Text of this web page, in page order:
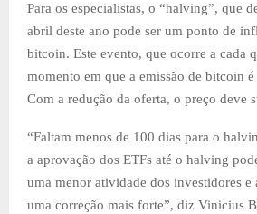
Para os especialistas, o “halving”, que
abril deste ano pode ser um ponto de
bitcoin. Este evento, que ocorre a cada
momento em que a emissão de bitcoin
Com a redução da oferta, o preço deve
“Faltam menos de 100 dias para o
a aprovação dos ETFs até o halving
uma menor atividade dos investidores e
uma correção mais forte”, diz Vinicius